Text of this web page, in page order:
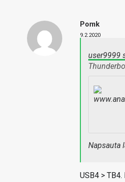
Pomk
9.2.2020
user9999
Napsauta
USB4 >